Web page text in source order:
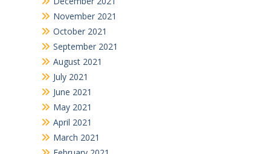
November 2021
October 2021
September 2021
August 2021
July 2021
June 2021
May 2021
April 2021
March 2021